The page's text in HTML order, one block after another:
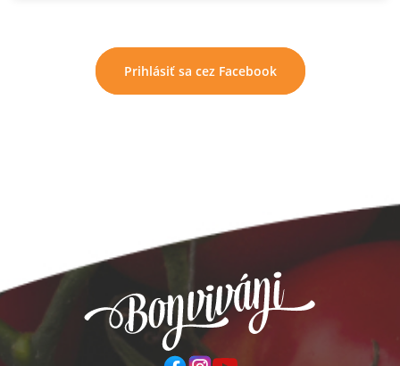
Prihlásiť sa cez Facebook